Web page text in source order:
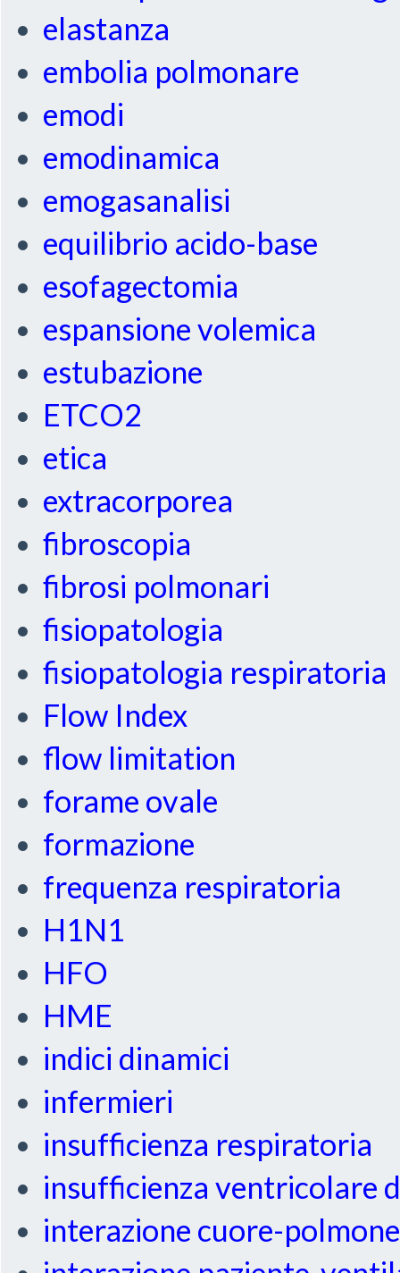
elastanza
embolia polmonare
emodi
emodinamica
emogasanalisi
equilibrio acido-base
esofagectomia
espansione volemica
estubazione
ETCO2
etica
extracorporea
fibroscopia
fibrosi polmonari
fisiopatologia
fisiopatologia respiratoria
Flow Index
flow limitation
forame ovale
formazione
frequenza respiratoria
H1N1
HFO
HME
indici dinamici
infermieri
insufficienza respiratoria
insufficienza ventricolare
interazione cuore-polmone